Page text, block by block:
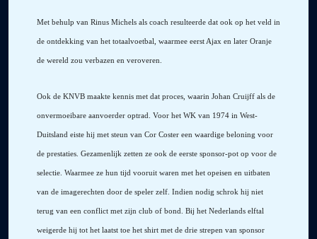
Met behulp van Rinus Michels als coach resulteerde dat ook op het veld in
de ontdekking van het totaalvoetbal, waarmee eerst Ajax en later Oranje
de wereld zou verbazen en veroveren.
Ook de KNVB maakte kennis met dat proces, waarin Johan Cruijff als de
onvermoeibare aanvoerder optrad. Voor het WK van 1974 in West-
Duitsland eiste hij met steun van Cor Coster een waardige beloning voor
de prestaties. Gezamenlijk zetten ze ook de eerste sponsor-pot op voor de
selectie. Waarmee ze hun tijd vooruit waren met het opeisen en uitbaten
van de imagerechten door de speler zelf. Indien nodig schrok hij niet
terug van een conflict met zijn club of bond. Bij het Nederlands elftal
weigerde hij tot het laatst toe het shirt met de drie strepen van sponsor